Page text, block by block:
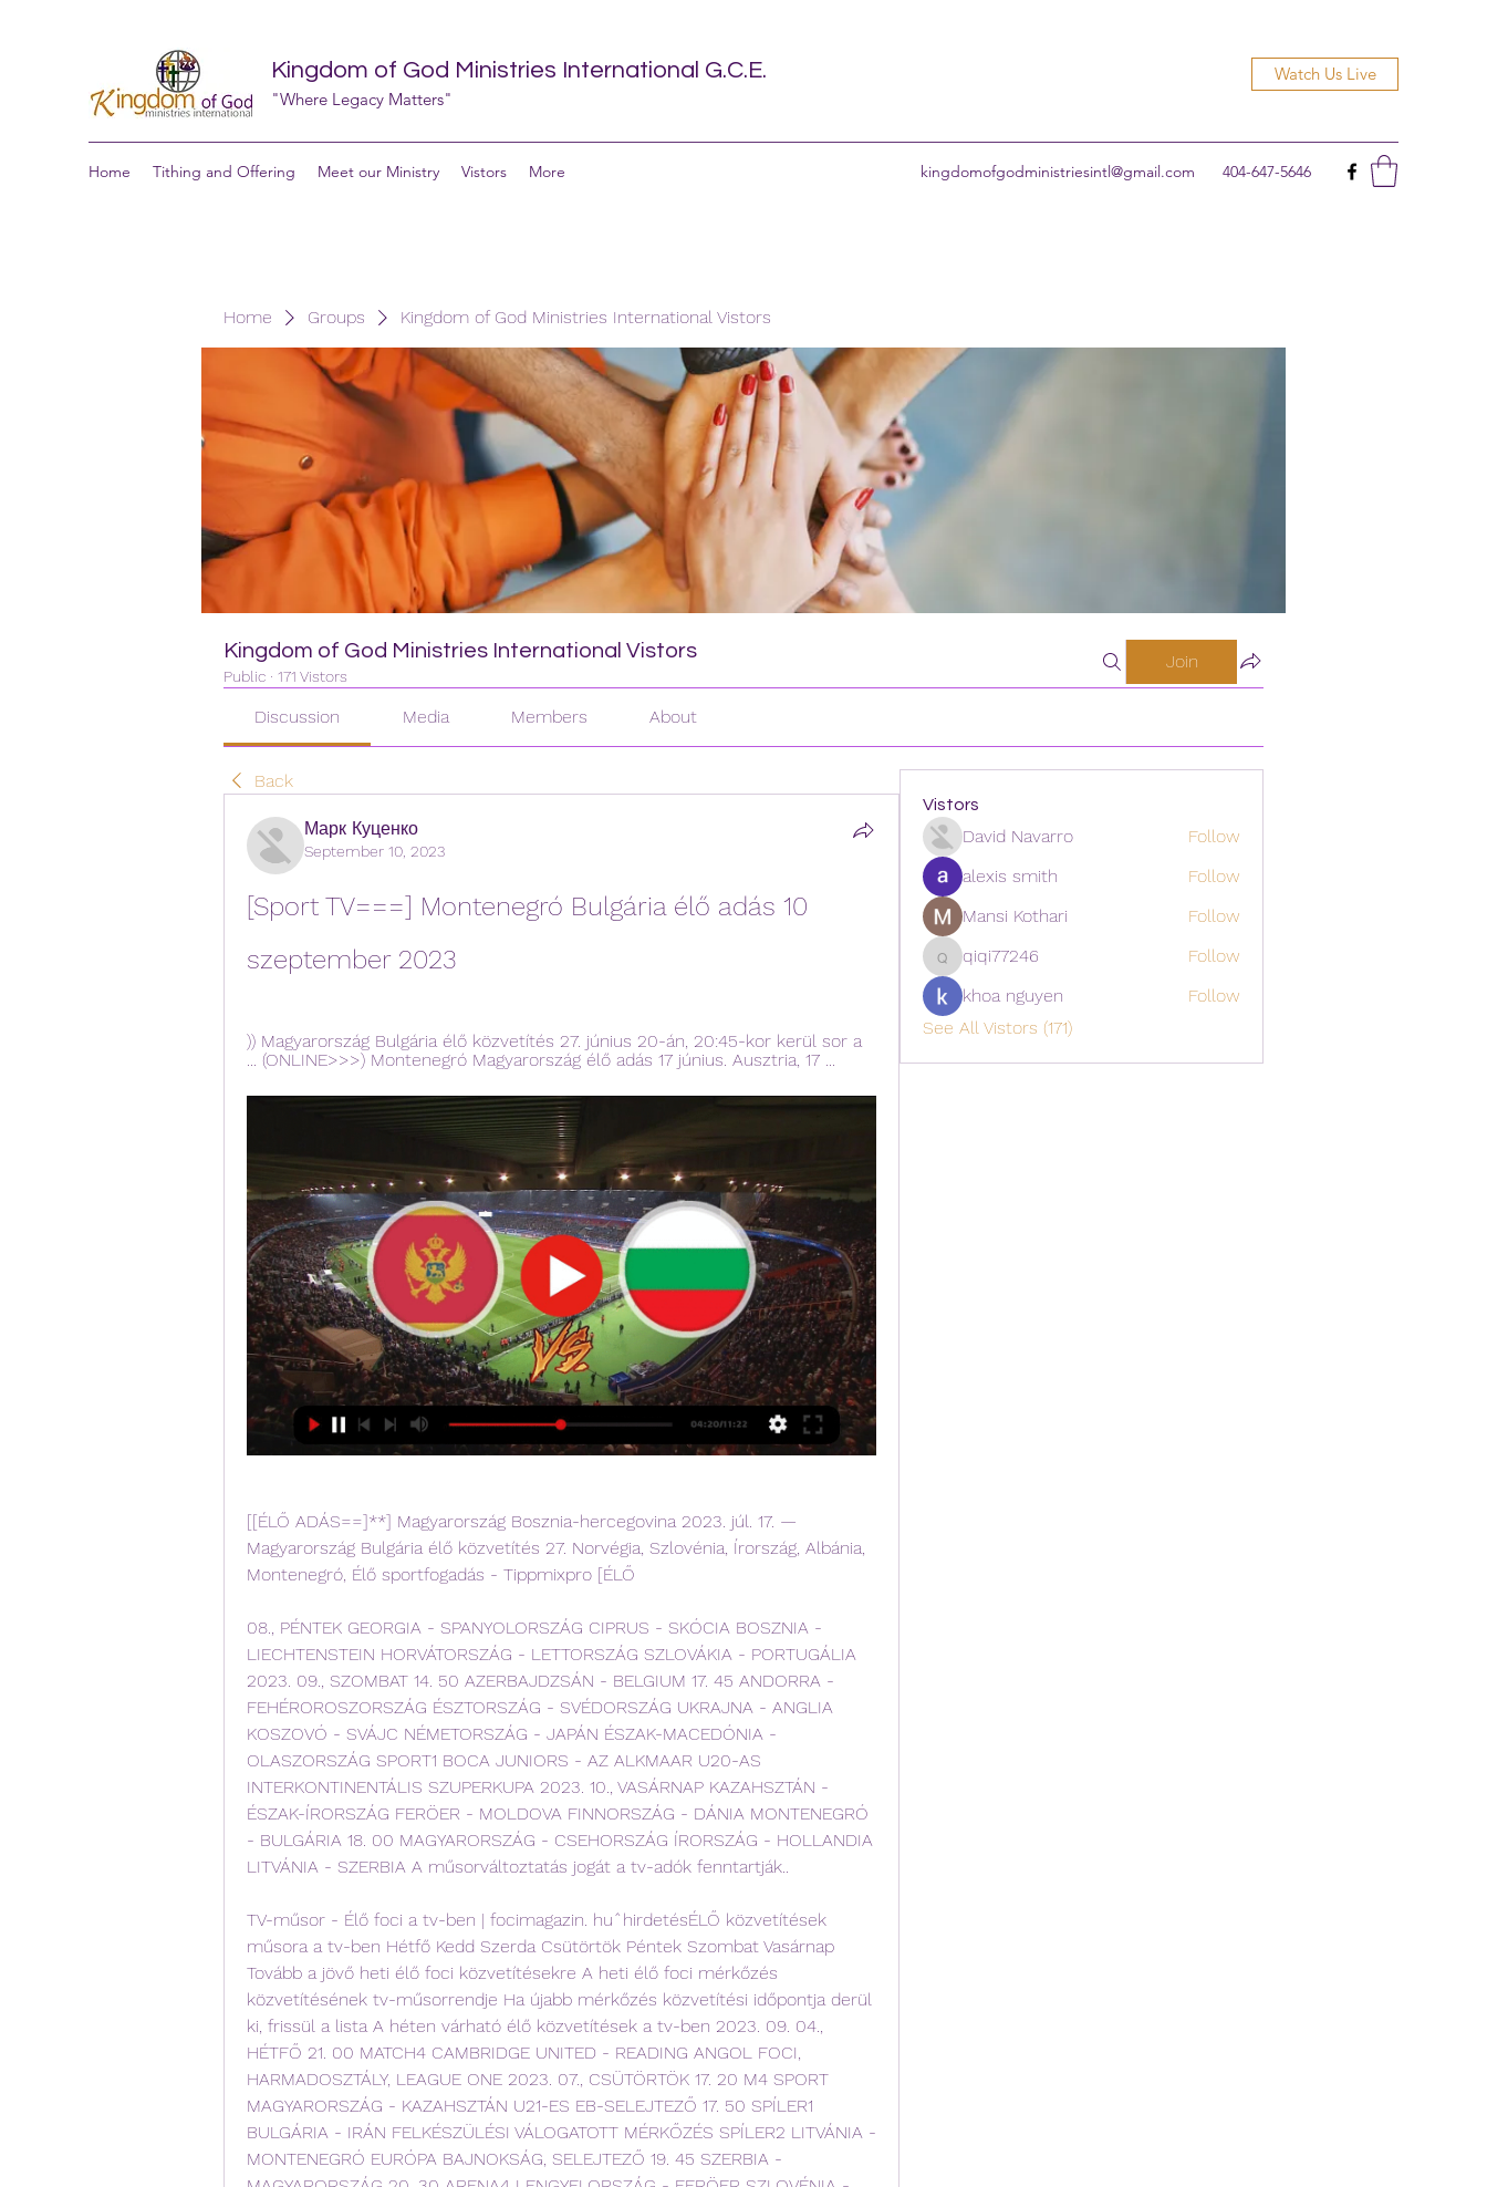
Kingdom of God Ministries International G.C.E.
"Where Legacy Matters"
Watch Us Live
Home Tithing and Offering Meet our Ministry Vistors More kingdomofgodministriesintl@gmail.com 404-647-5646
Home Groups Kingdom of God Ministries International Vistors
Kingdom of God Ministries International Vistors
Public · 171 Vistors
Join
Discussion Media Members About
Back
Марк Куценко
September 10, 2023
[Sport TV===] Montenegró Bulgária élő adás 10
szeptember 2023
)) Magyarország Bulgária élő közvetítés 27. június 20-án, 20:45-kor kerül sor a
... (ONLINE>>>) Montenegró Magyarország élő adás 17 június. Ausztria, 17 ...
[[ÉLŐ ADÁS==]**] Magyarország Bosznia-hercegovina 2023. júl. 17. —
Magyarország Bulgária élő közvetítés 27. Norvégia, Szlovénia, Írország, Albánia,
Montenegró, Élő sportfogadás - Tippmixpro [ÉLŐ
08., PÉNTEK GEORGIA - SPANYOLORSZÁG CIPRUS - SKÓCIA BOSZNIA -
LIECHTENSTEIN HORVÁTORSZÁG - LETTORSZÁG SZLOVÁKIA - PORTUGÁLIA
2023. 09., SZOMBAT 14. 50 AZERBAJDZSÁN - BELGIUM 17. 45 ANDORRA -
FEHÉROROSZORSZÁG ÉSZTORSZÁG - SVÉDORSZÁG UKRAJNA - ANGLIA
KOSZOVÓ - SVÁJC NÉMETORSZÁG - JAPÁN ÉSZAK-MACEDÓNIA -
OLASZORSZÁG SPORT1 BOCA JUNIORS - AZ ALKMAAR U20-AS
INTERKONTINENTÁLIS SZUPERKUPA 2023. 10., VASÁRNAP KAZAHSZTÁN -
ÉSZAK-ÍRORSZÁG FERÖER - MOLDOVA FINNORSZÁG - DÁNIA MONTENEGRÓ
- BULGÁRIA 18. 00 MAGYARORSZÁG - CSEHORSZÁG ÍRORSZÁG - HOLLANDIA
LITVÁNIA - SZERBIA A műsorváltoztatás jogát a tv-adók fenntartják..
TV-műsor - Élő foci a tv-ben | focimagazin. huˆhirdetésÉLŐ közvetítések
műsora a tv-ben Hétfő Kedd Szerda Csütörtök Péntek Szombat Vasárnap
Tovább a jövő heti élő foci közvetítésekre A heti élő foci mérkőzés
közvetítésének tv-műsorrendje Ha újabb mérkőzés közvetítési időpontja derül
ki, frissül a lista A héten várható élő közvetítések a tv-ben 2023. 09. 04.,
HÉTFŐ 21. 00 MATCH4 CAMBRIDGE UNITED - READING ANGOL FOCI,
HARMADOSZTÁLY, LEAGUE ONE 2023. 07., CSÜTÖRTÖK 17. 20 M4 SPORT
MAGYARORSZÁG - KAZAHSZTÁN U21-ES EB-SELEJTEZŐ 17. 50 SPÍLER1
BULGÁRIA - IRÁN FELKÉSZÜLÉSI VÁLOGATOTT MÉRKŐZÉS SPÍLER2 LITVÁNIA -
MONTENEGRÓ EURÓPA BAJNOKSÁG, SELEJTEZŐ 19. 45 SZERBIA -
Vistors
David Navarro
Follow
alexis smith
Follow
Mansi Kothari
Follow
qiqi77246
qiqi77246
Follow
khoa nguyen
Follow
See All Vistors (171)